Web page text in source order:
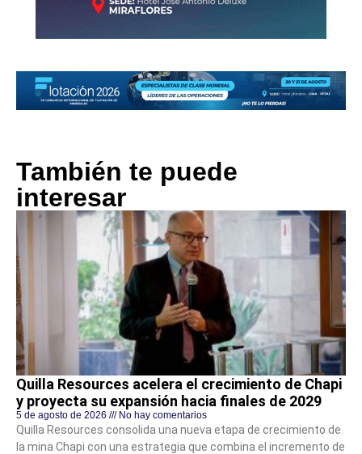
También te puede
interesar
Quilla Resources acelera el crecimiento de Chapi
y proyecta su expansión hacia finales de 2029
5 de agosto de 2026 No hay comentarios
Quilla Resources consolida una nueva etapa de crecimiento de
la mina Chapi con una estrategia que combina el incremento de